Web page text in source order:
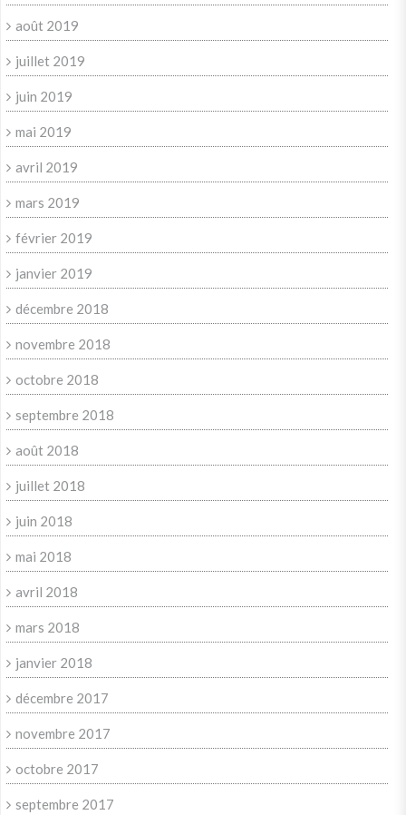
août 2019
juillet 2019
juin 2019
mai 2019
avril 2019
mars 2019
février 2019
janvier 2019
décembre 2018
novembre 2018
octobre 2018
septembre 2018
août 2018
juillet 2018
juin 2018
mai 2018
avril 2018
mars 2018
janvier 2018
décembre 2017
novembre 2017
octobre 2017
septembre 2017